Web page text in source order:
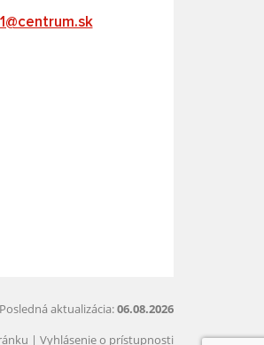
Posledná aktualizácia:06.08.2026
| Vyhlásenie o prístupnosti